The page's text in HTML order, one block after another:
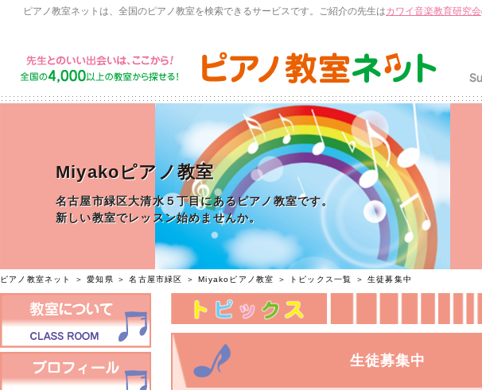
ピアノ教室ネットは、全国のピアノ教室を検索できるサービスです。ご紹介の先生はカワイ音楽教育研究会
Miyakoピアノ教室
名古屋市緑区大清水５丁目にあるピアノ教室です。
新しい教室でレッスン始めませんか。
ピアノ教室ネット ＞愛知県 ＞名古屋市緑区 ＞Miyakoピアノ教室 ＞ トピックス一覧 ＞ 生徒募集中
生徒募集中